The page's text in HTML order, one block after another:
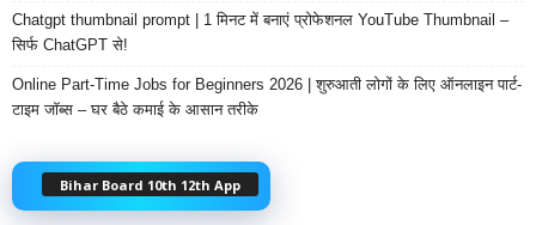
Chatgpt thumbnail prompt | 1 मिनट में बनाएं प्रोफेशनल YouTube Thumbnail –
सिर्फ ChatGPT से!
Online Part-Time Jobs for Beginners 2026 | शुरुआती लोगों के लिए ऑनलाइन पार्ट-
टाइम जॉब्स – घर बैठे कमाई के आसान तरीके
Bihar Board 10th 12th App